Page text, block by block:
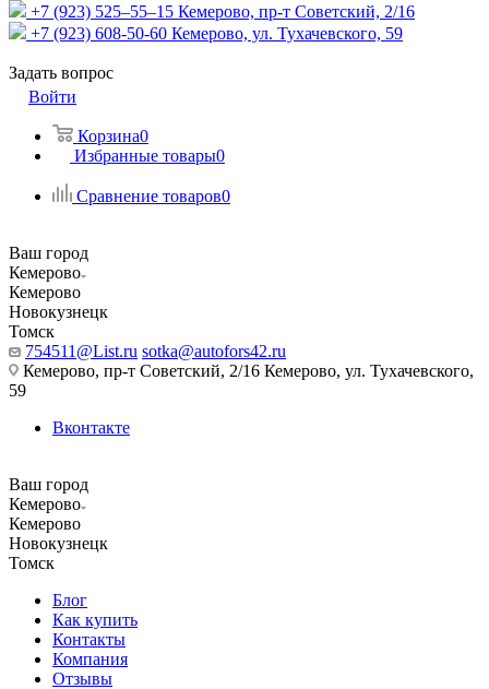
+7 (923) 525–55–15 Кемерово, пр-т Советский, 2/16
+7 (923) 608-50-60 Кемерово, ул. Тухачевского, 59
Задать вопрос
Войти
Корзина0
Избранные товары0
Сравнение товаров0
Ваш город
Кемерово
Кемерово
Новокузнецк
Томск
754511@List.ru sotka@autofors42.ru
Кемерово, пр-т Советский, 2/16 Кемерово, ул. Тухачевского,
59
Вконтакте
Ваш город
Кемерово
Кемерово
Новокузнецк
Томск
Блог
Как купить
Контакты
Компания
Отзывы